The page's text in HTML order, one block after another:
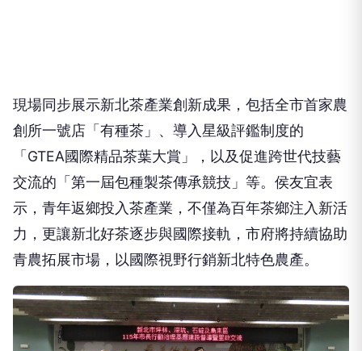
現場同步展示新北茶產業創新成果，包括全市首家農
創所一號店「有種茶」、導入星級評鑑制度的
「GTEA國際精品茶葉大賞」，以及促進跨世代技藝
交流的「第一屆包種製茶傳承競技」等。侯友宜表
示，青年返鄉投入茶產業，不僅為百年茶鄉注入新活
力，更讓新北好茶逐步與國際接軌，市府將持續協助
青農拓展市場，以國際視野行銷新北特色農產。